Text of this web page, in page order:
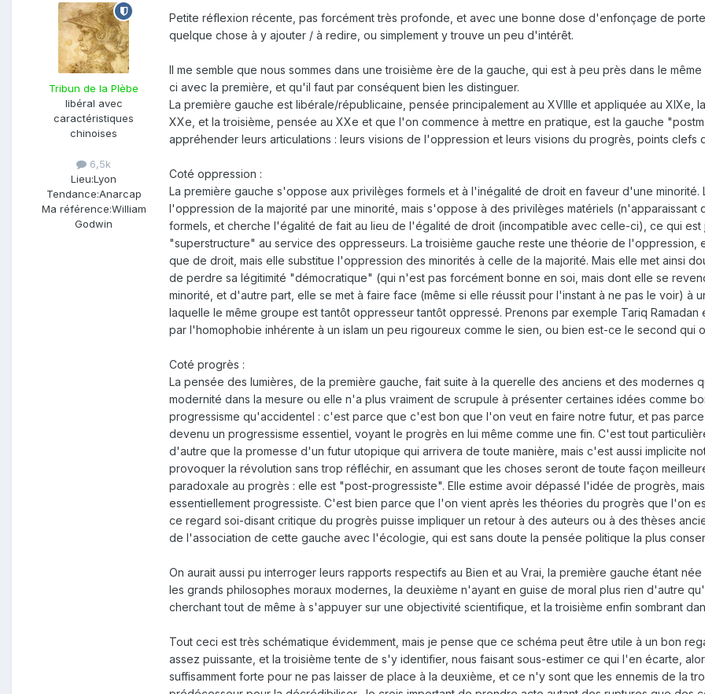
Tribun de la Plèbe
libéral avec
caractéristiques
chinoises
6,5k
Lieu:Lyon
Tendance:Anarcap
Ma référence:William
Godwin
Petite réflexion récente, pas forcément très profonde, et avec une bonne dose d'enfonçage de
quelque chose à y ajouter / à redire, ou simplement y trouve un peu d'intérêt.
Il me semble que nous sommes dans une troisième ère de la gauche, qui est à peu près dans le
ci avec la première, et qu'il faut par conséquent bien les distinguer.
La première gauche est libérale/républicaine, pensée principalement au XVIIIe et appliquée au XIXe,
XXe, et la troisième, pensée au XXe et que l'on commence à mettre en pratique, est la gauche
appréhender leurs articulations : leurs visions de l'oppression et leurs visions du progrès, points
Coté oppression :
La première gauche s'oppose aux privilèges formels et à l'inégalité de droit en faveur d'une
l'oppression de la majorité par une minorité, mais s'oppose à des privilèges matériels
formels, et cherche l'égalité de fait au lieu de l'égalité de droit (incompatible avec celle-ci), ce qui
"superstructure" au service des oppresseurs. La troisième gauche reste une théorie de
que de droit, mais elle substitue l'oppression des minorités à celle de la majorité. Mais elle met ainsi
de perdre sa légitimité "démocratique" (qui n'est pas forcément bonne en soi, mais dont elle se
minorité, et d'autre part, elle se met à faire face (même si elle réussit pour l'instant à ne pas le voir) à
laquelle le même groupe est tantôt oppresseur tantôt oppressé. Prenons par exemple Tariq
par l'homophobie inhérente à un islam un peu rigoureux comme le sien, ou bien est-ce le second
Coté progrès :
La pensée des lumières, de la première gauche, fait suite à la querelle des anciens et des modernes
modernité dans la mesure ou elle n'a plus vraiment de scrupule à présenter certaines idées comme
progressisme qu'accidentel : c'est parce que c'est bon que l'on veut en faire notre futur, et pas
devenu un progressisme essentiel, voyant le progrès en lui même comme une fin. C'est tout
d'autre que la promesse d'un futur utopique qui arrivera de toute manière, mais c'est aussi implicite
provoquer la révolution sans trop réfléchir, en assumant que les choses seront de toute façon
paradoxale au progrès : elle est "post-progressiste". Elle estime avoir dépassé l'idée de progrès,
essentiellement progressiste. C'est bien parce que l'on vient après les théories du progrès que l'on
ce regard soi-disant critique du progrès puisse impliquer un retour à des auteurs ou à des thèses
de l'association de cette gauche avec l'écologie, qui est sans doute la pensée politique la plus
On aurait aussi pu interroger leurs rapports respectifs au Bien et au Vrai, la première gauche étant
les grands philosophes moraux modernes, la deuxième n'ayant en guise de moral plus rien d'autre
cherchant tout de même à s'appuyer sur une objectivité scientifique, et la troisième enfin sombrant
Tout ceci est très schématique évidemment, mais je pense que ce schéma peut être utile à un bon
assez puissante, et la troisième tente de s'y identifier, nous faisant sous-estimer ce qui l'en écarte,
suffisamment forte pour ne pas laisser de place à la deuxième, et ce n'y sont que les ennemis de la